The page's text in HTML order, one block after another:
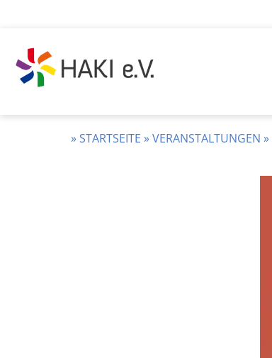
Inhalt
springen
e.v.
»STARTSEITE »VERANSTALTUNGEN »